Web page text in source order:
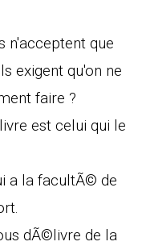
n'acceptent que
exigent qu'on ne
faire ?
est celui qui le
a la facultÃ© de
dÃ©livre de la